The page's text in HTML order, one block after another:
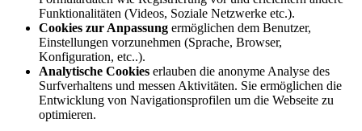
Funktionalitäten (Videos, Soziale Netzwerke etc.).
Cookies zur Anpassung ermöglichen dem Benutzer,
Einstellungen vorzunehmen (Sprache, Browser,
Konfiguration, etc..).
Analytische Cookies erlauben die anonyme Analyse des
Surfverhaltens und messen Aktivitäten. Sie ermöglichen die
Entwicklung von Navigationsprofilen um die Webseite zu
optimieren.